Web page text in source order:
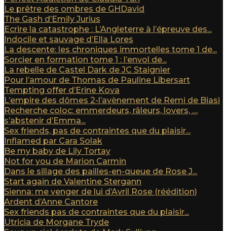
Le prêtre des ombres de GHDavid
The Gash d’Emily Jurius
Ecrire la catastrophe : L’Angleterre à l’épreuve des...
Indocile et sauvage d’Ella Lores
La descente: les chroniques immortelles tome 1 de...
Sorcier en formation tome 1 : l’envol de...
La rebelle de Castel Dark de JC Staignier
Pour l’amour de Thomas de Pauline Libersart
Tempting offer d’Erine Kova
L’empire des dômes 2-l’avènement de Remi de Biasi
Recherche coloc: emmerdeurs, râleurs, lovers, …
s’abstenir d’Emma...
Sex friends, pas de contraintes que du plaisir...
Inflamed par Cara Solak
Be my baby de Lily Tortay
Not for you de Marion Carmin
Dans le sillage des pailles-en-queue de Rose J...
Start again de Valentine Stergann
Sienna: me venger de lui d’Avril Rose (réédition)
Ardent d’Anne Cantore
Sex friends pas de contraintes que du plaisir...
Utricia de Morgane Tryde